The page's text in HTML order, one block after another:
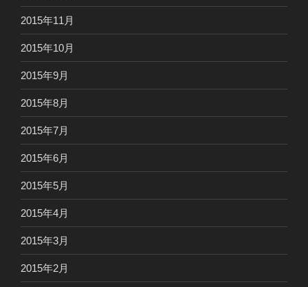
2015年11月
2015年10月
2015年9月
2015年8月
2015年7月
2015年6月
2015年5月
2015年4月
2015年3月
2015年2月